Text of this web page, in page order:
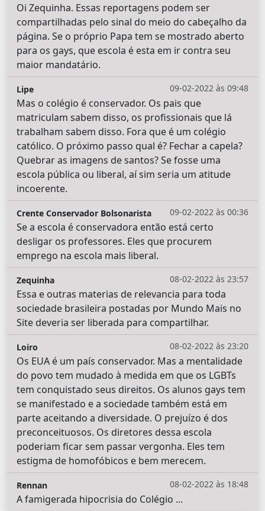
Oi Zequinha. Essas reportagens podem ser
compartilhadas pelo sinal do meio do cabeçalho da
página. Se o próprio Papa tem se mostrado aberto
para os gays, que escola é esta em ir contra seu
maior mandatário.
09-02-2022 às 09:48
Lipe
Mas o colégio é conservador. Os pais que
matriculam sabem disso, os profissionais que lá
trabalham sabem disso. Fora que é um colégio
católico. O próximo passo qual é? Fechar a capela?
Quebrar as imagens de santos? Se fosse uma
escola pública ou liberal, aí sim seria um atitude
incoerente.
09-02-2022 às 00:36
Crente Conservador Bolsonarista
Se a escola é conservadora então está certo
desligar os professores. Eles que procurem
emprego na escola mais liberal.
08-02-2022 às 23:57
Zequinha
Essa e outras materias de relevancia para toda
sociedade brasileira postadas por Mundo Mais no
Site deveria ser liberada para compartilhar.
08-02-2022 às 23:20
Loiro
Os EUA é um país conservador. Mas a mentalidade
do povo tem mudado à medida em que os LGBTs
tem conquistado seus direitos. Os alunos gays tem
se manifestado e a sociedade também está em
parte aceitando a diversidade. O prejuízo é dos
preconceituosos. Os diretores dessa escola
poderiam ficar sem passar vergonha. Eles tem
estigma de homofóbicos e bem merecem.
08-02-2022 às 18:48
Rennan
A famigerada hipocrisia do Colégio ...